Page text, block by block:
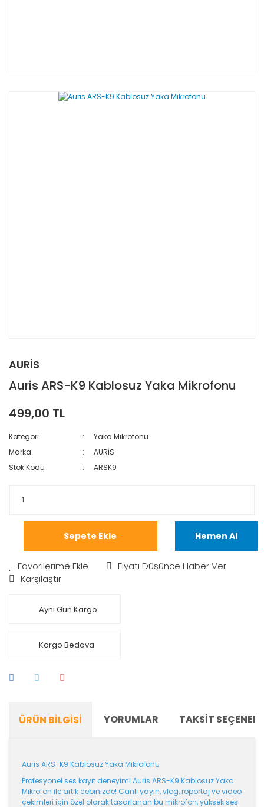
AURİS
Auris ARS-K9 Kablosuz Yaka Mikrofonu
499,00 TL
Kategori
Yaka Mikrofonu
Marka
AURİS
Stok Kodu
ARSK9
Sepete Ekle Hemen Al
Fiyatı Düşünce Haber Ver
Karşılaştır
Aynı Gün Kargo
Kargo Bedava
ÜRÜN BILGISI YORUMLAR TAKSIT
Auris ARS-K9 Kablosuz Yaka Mikrofonu
Profesyonel ses kayıt deneyimi Auris ARS-K9 Kablosuz Yaka
Mikrofon ile artık cebinizde! Canlı yayın, vlog, röportaj ve video
çekimleri için özel olarak tasarlanan bu mikrofon, yüksek ses